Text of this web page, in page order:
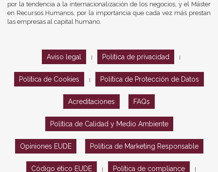
por la tendencia a la internacionalización de los negocios, y el Máster
en Recursos Humanos, por la importancia que cada vez más prestan
las empresas al capital humano.
Aviso legal Política de privacidad
Política de Cookies Política de Protección de Datos
Acreditaciones FAQs
Política de Calidad y Medio Ambiente
Opiniones EUDE Política de Marketing Responsable
Código ético EUDE Política de compliance